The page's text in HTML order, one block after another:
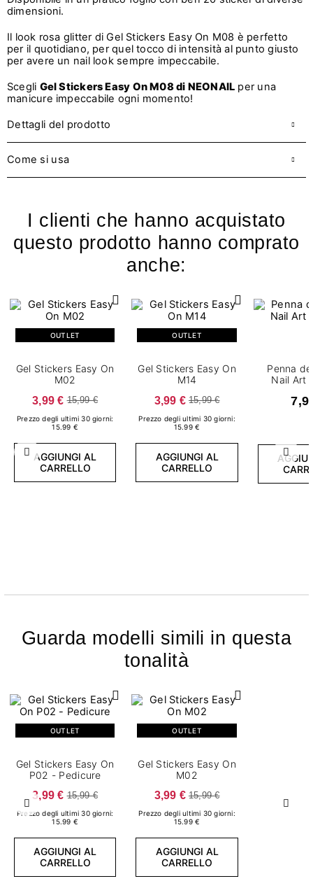
dimensioni.
Il look rosa glitter di Gel Stickers Easy On M08 è perfetto
per il quotidiano, per quel tocco di intensità al punto giusto
per avere un nail look sempre impeccabile.
Scegli Gel Stickers Easy On M08 di NEONAIL per una
manicure impeccabile ogni momento!
Dettagli del prodotto
Come si usa
I clienti che hanno acquistato
questo prodotto hanno comprato
anche:
Precedente
OUTLET
Gel Stickers Easy On
M02
3,99 € 15,99 €
Prezzo degli ultimi 30 giorni:
15.99 €
AGGIUNGI AL
CARRELLO
OUTLET
Gel Stickers Easy On
M14
3,99 € 15,99 €
Prezzo degli ultimi 30 giorni:
15.99 €
AGGIUNGI AL
CARRELLO
Penna
Nail Art
Guarda modelli simili in questa
tonalità
Precedente
OUTLET
Gel Stickers Easy On
P02 - Pedicure
3,99 € 15,99 €
Prezzo degli ultimi 30 giorni:
15.99 €
AGGIUNGI AL
CARRELLO
OUTLET
Gel Stickers Easy On
M02
3,99 € 15,99 €
Prezzo degli ultimi 30 giorni:
15.99 €
AGGIUNGI AL
CARRELLO